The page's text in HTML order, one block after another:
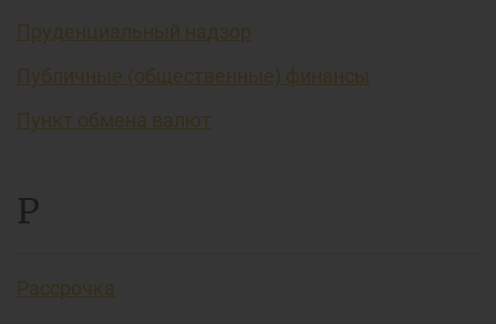
Пруденциальный надзор
Публичные (общественные) финансы
Пункт обмена валют
Р
Рассрочка